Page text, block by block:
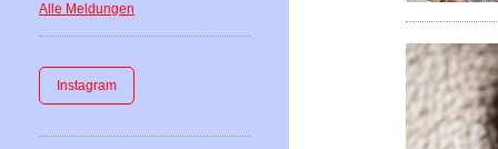
Alle Meldungen
Instagram